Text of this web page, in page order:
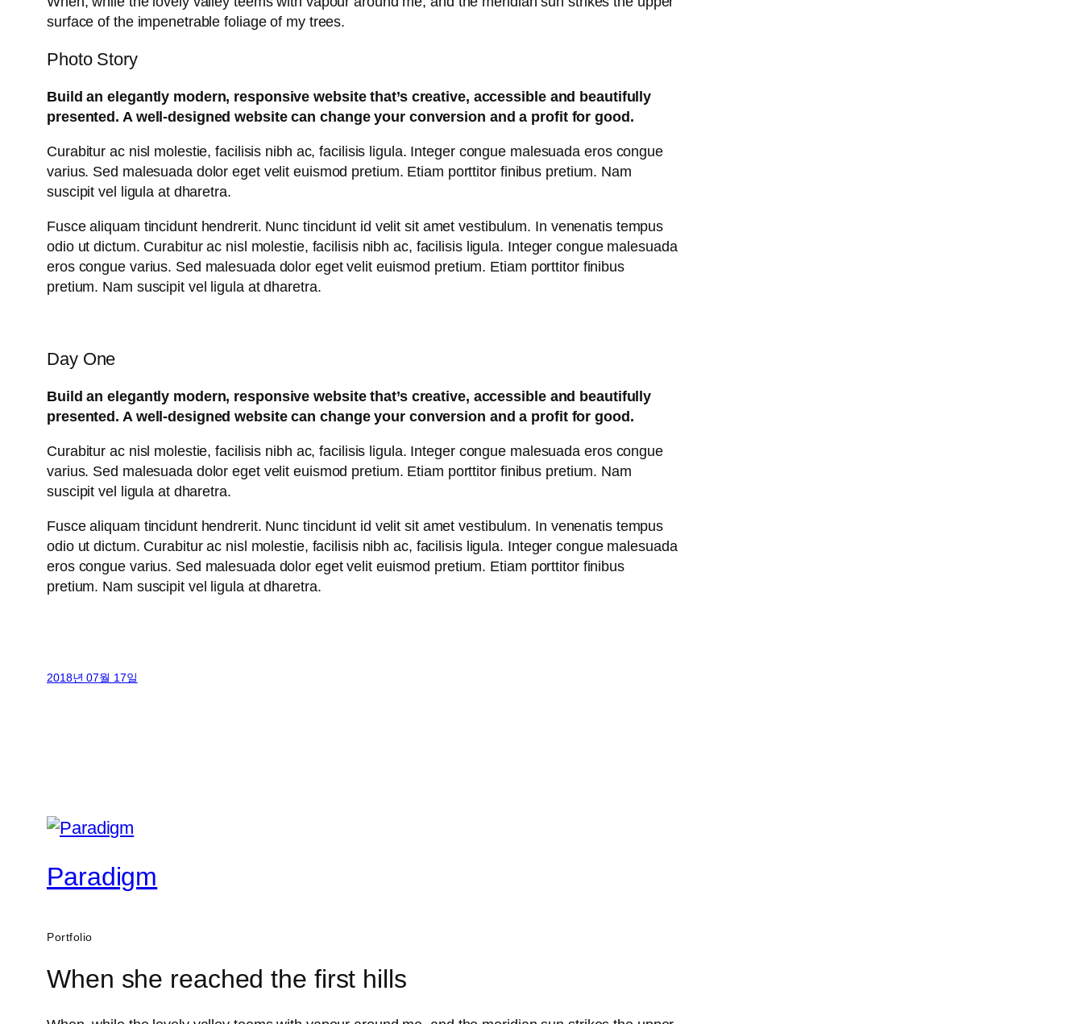
surface of the impenetrable foliage of my trees.
Photo Story
Build an elegantly modern, responsive website that’s creative, accessible and beautifully
presented. A well-designed website can change your conversion and a profit for good.
Curabitur ac nisl molestie, facilisis nibh ac, facilisis ligula. Integer congue malesuada eros congue
varius. Sed malesuada dolor eget velit euismod pretium. Etiam porttitor finibus pretium. Nam
suscipit vel ligula at dharetra.
Fusce aliquam tincidunt hendrerit. Nunc tincidunt id velit sit amet vestibulum. In venenatis tempus
odio ut dictum. Curabitur ac nisl molestie, facilisis nibh ac, facilisis ligula. Integer congue malesuada
eros congue varius. Sed malesuada dolor eget velit euismod pretium. Etiam porttitor finibus
pretium. Nam suscipit vel ligula at dharetra.
Day One
Build an elegantly modern, responsive website that’s creative, accessible and beautifully
presented. A well-designed website can change your conversion and a profit for good.
Curabitur ac nisl molestie, facilisis nibh ac, facilisis ligula. Integer congue malesuada eros congue
varius. Sed malesuada dolor eget velit euismod pretium. Etiam porttitor finibus pretium. Nam
suscipit vel ligula at dharetra.
Fusce aliquam tincidunt hendrerit. Nunc tincidunt id velit sit amet vestibulum. In venenatis tempus
odio ut dictum. Curabitur ac nisl molestie, facilisis nibh ac, facilisis ligula. Integer congue malesuada
eros congue varius. Sed malesuada dolor eget velit euismod pretium. Etiam porttitor finibus
pretium. Nam suscipit vel ligula at dharetra.
2018년 07월 17일
Paradigm
Portfolio
When she reached the first hills